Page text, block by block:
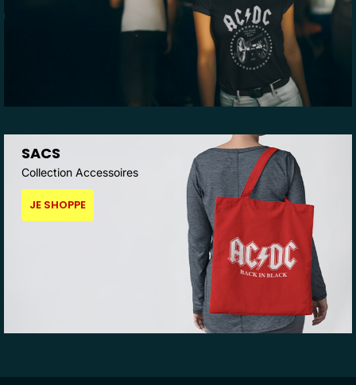
SACS
Collection Accessoires
JE SHOPPE